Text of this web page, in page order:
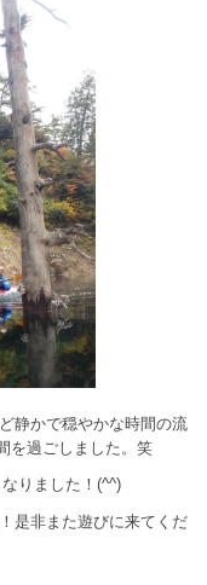
静かで穏やかな時間の流
を過ごしました。笑
りました！(^^)
是非また遊びに来てくだ